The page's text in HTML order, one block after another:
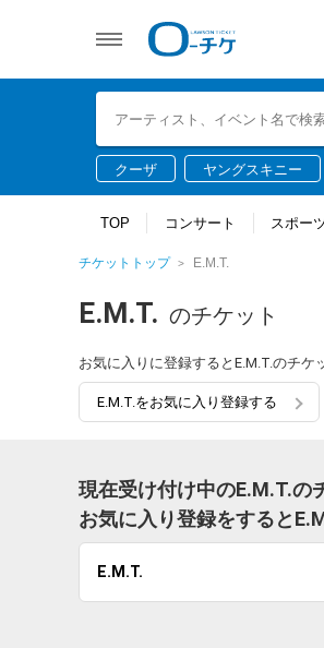
クーザ ヤングスキニー
TOP コンサート スポー
チケットトップ E.M.T.
E.M.T. のチケット
お気に入りに登録するとE.M.T.のチケ
E.M.T.をお気に入り登録する
現在受け付け中のE.M.T.の
お気に入り登録をすると
E.M.T.